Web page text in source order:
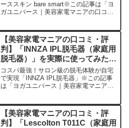
ーススキン bare smart※この記事は「ヨ
ガユニバース｜美容家電マニアの口コ
庭用脱毛器「ミュゼ スムーススキン bare
sm...
【美容家電マニアの口コミ・評
判】「INNZA IPL脱毛器（家庭用
脱毛器）」を実際に使ってみた正
直感想
コスパ最強！サロン級の脱毛体験が自宅
で実現「INNZA IPL脱毛器」※この記事
は「ヨガユニバース｜美容家電マニアの
が紹介したいのが「INNZA IPL脱毛器」
です。こ...
【美容家電マニアの口コミ・評
判】「Lescolton T011C（家庭用